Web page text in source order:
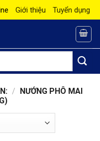
Giới thiệu Tuyển dụng
/ NƯỚNG PHÔ MAI